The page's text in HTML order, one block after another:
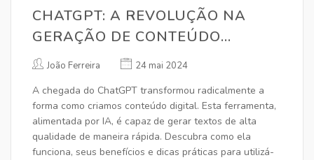
CHATGPT: A REVOLUÇÃO NA
GERAÇÃO DE CONTEÚDO
DIGITAL
João Ferreira 24 mai 2024
A chegada do ChatGPT transformou radicalmente a
forma como criamos conteúdo digital. Esta ferramenta,
alimentada por IA, é capaz de gerar textos de alta
qualidade de maneira rápida. Descubra como ela
funciona, seus benefícios e dicas práticas para utilizá-